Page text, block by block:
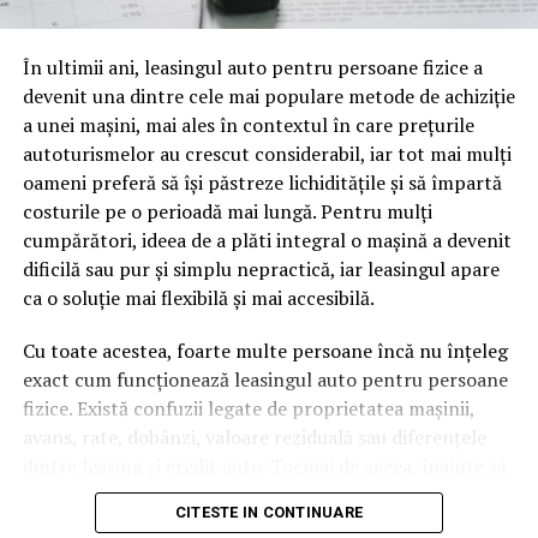
oamenii cu adevărat. Dacă transcrierea ajunge pe o
cuvinte tematice, scrise exact în limbajul în care se
caută.
Apoi vine partea de comportament. O pagină pe care
vizitatorii stau zece, cincisprezece minute ca să
urmărească replay-ul trimite un semnal greu de ignorat.
Google nu îți măsoară direct satisfacția, însă timpul
petrecut, scrollul și revenirile spun ceva despre cât de
util e materialul.
Și mai e ceva ce se uită ușor. Un webinar reușit atrage
linkuri aproape de la sine. Cineva îl menționează într-un
newsletter, altcineva îl citează într-un articol, un
partener îl trimite în comunitatea lui. Fiecare astfel de
tău, iar autoritatea e moneda forte în SEO.
În ultimii ani, leasingul auto pentru persoane fizice a
devenit una dintre cele mai populare metode de achiziție
a unei mașini, mai ales în contextul în care prețurile
autoturismelor au crescut considerabil, iar tot mai mulți
oameni preferă să își păstreze lichiditățile și să împartă
costurile pe o perioadă mai lungă. Pentru mulți
cumpărători, ideea de a plăti integral o mașină a devenit
dificilă sau pur și simplu nepractică, iar leasingul apare
ca o soluție mai flexibilă și mai accesibilă.
Cu toate acestea, foarte multe persoane încă nu înțeleg
exact cum funcționează leasingul auto pentru persoane
fizice. Există confuzii legate de proprietatea mașinii,
avans, rate, dobânzi, valoare reziduală sau diferențele
semnezi orice contract, este important să înțelegi clar
mecanismul acestui tip de finanțare și să știi la ce să fii
CITESTE IN CONTINUARE